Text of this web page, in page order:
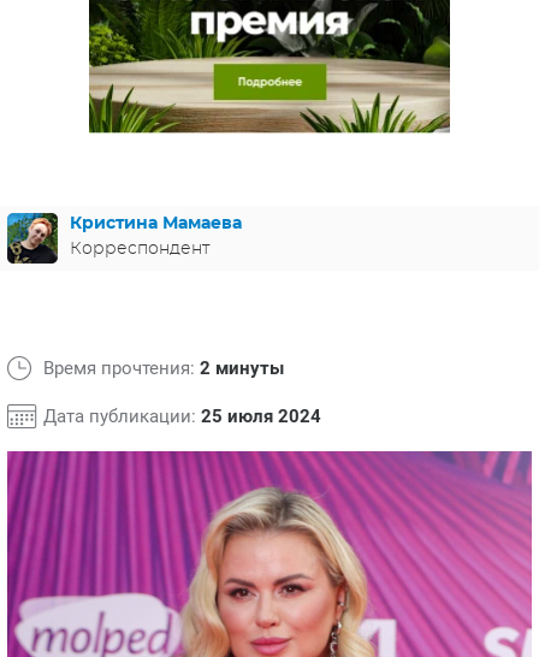
МЕЛОДРАМЫ
ИСПАНИЯ
ФРАНЦИЯ
ГЕРМАНИЯ
СВЕТСКИЕ НОВОСТИ
СПОЙЛЕРЫ ИЗ СЕРИАЛОВ
Кристина Мамаева
Корреспондент
Время прочтения: 2 минуты
Дата публикации: 25 июля 2024